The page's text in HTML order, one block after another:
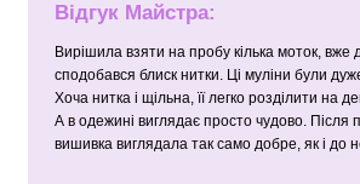
Відгук Майстра:
Вирішила взяти на пробу кілька моток, вже
сподобався блиск нитки. Ці муліни були
Хоча нитка і щільна, її легко розділити на
А в одежині виглядає просто чудово. Після
вишивка виглядала так само добре, як і до